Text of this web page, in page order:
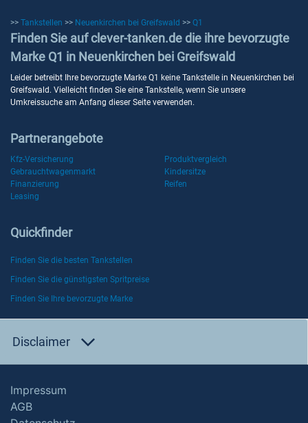
>> Tankstellen >> Neuenkirchen bei Greifswald >> Q1
Finden Sie auf clever-tanken.de die ihre bevorzugte
Marke Q1 in Neuenkirchen bei Greifswald
Leider betreibt Ihre bevorzugte Marke Q1 keine Tankstelle in Neuenkirchen bei
Greifswald. Vielleicht finden Sie eine Tankstelle, wenn Sie unsere
Umkreissuche am Anfang dieser Seite verwenden.
Partnerangebote
Kfz-Versicherung
Produktvergleich
Gebrauchtwagenmarkt
Kindersitze
Finanzierung
Reifen
Leasing
Quickfinder
Finden Sie die besten Tankstellen
Finden Sie die günstigsten Spritpreise
Finden Sie Ihre bevorzugte Marke
Disclaimer
Impressum
AGB